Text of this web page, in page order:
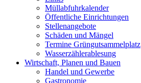
Müllabfuhrkalender
Öffentliche Einrichtungen
Stellenangebote
Schäden und Mängel
Termine Grüngutsammelplatz
Wasserzählerablesung
Wirtschaft, Planen und Bauen
Handel und Gewerbe
Gastronomie